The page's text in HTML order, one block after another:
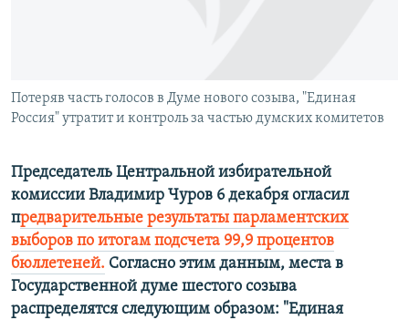
Потеряв часть голосов в Думе нового созыва, "Единая
Россия" утратит и контроль за частью думских комитетов
Председатель Центральной избирательной
комиссии Владимир Чуров 6 декабря огласил
предварительные результаты парламентских
выборов по итогам подсчета 99,9 процентов
бюллетеней. Согласно этим данным, места в
Государственной думе шестого созыва
распределятся следующим образом: "Единая